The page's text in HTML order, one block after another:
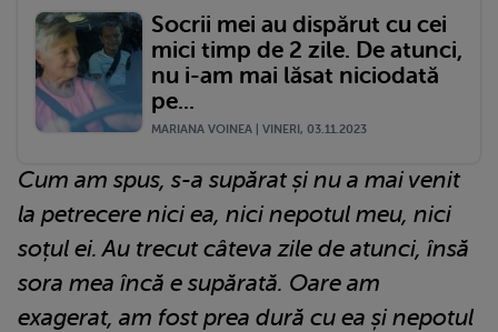
Socrii mei au dispărut cu cei
mici timp de 2 zile. De atunci,
nu i-am mai lăsat niciodată
pe...
MARIANA VOINEA | VINERI, 03.11.2023
Cum am spus, s-a supărat și nu a mai venit
la petrecere nici ea, nici nepotul meu, nici
soțul ei. Au trecut câteva zile de atunci, însă
sora mea încă e supărată. Oare am
exagerat, am fost prea dură cu ea și nepotul